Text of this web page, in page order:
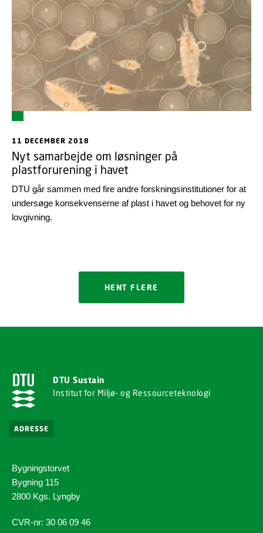
11 DECEMBER 2018
Nyt samarbejde om løsninger på
plastforurening i havet
DTU går sammen med fire andre forskningsinstitutioner for at
undersøge konsekvenserne af plast i havet og behovet for ny
lovgivning.
HENT FLERE
DTU Sustain
Institut for Miljø- og Ressourceteknologi
ADRESSE
Bygningstorvet
Bygning 115
2800 Kgs. Lyngby
CVR-nr: 30 06 09 46